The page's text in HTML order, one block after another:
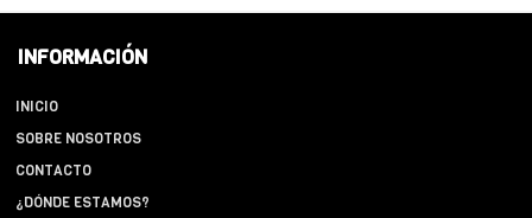
INFORMACIÓN
INICIO
SOBRE NOSOTROS
CONTACTO
¿DÓNDE ESTAMOS?